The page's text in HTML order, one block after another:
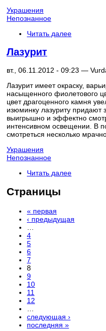
Украшения
Непознанное
Читать далее
Лазурит
вт., 06.11.2012 - 09:23 —
Лазурит имеет окраску,
насыщенного фиолетового
цвет драгоценного камня
изюминку лазуриту придают
выигрышно и эффектно
интенсивном освещении. В
смотреться несколько
Украшения
Непознанное
Читать далее
Страницы
« первая
‹ предыдущая
4
5
6
7
8
9
10
11
12
следующая ›
последняя »